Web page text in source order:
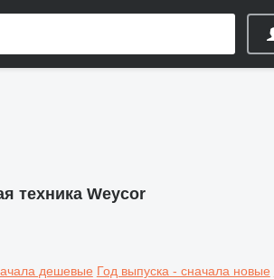
техника Weycor
дешевые Год выпуска - сначала новые